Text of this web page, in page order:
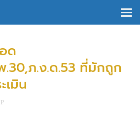
ด
.30,ภ.ง.ด.53 ที่มักถูก
เมิน
×